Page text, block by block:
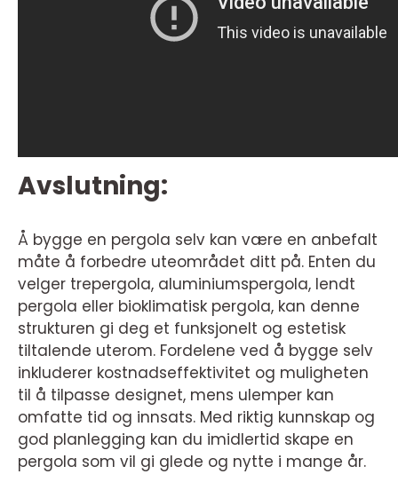
Avslutning:
Å bygge en pergola selv kan være en anbefalt
måte å forbedre uteområdet ditt på. Enten du
velger trepergola, aluminiumspergola, lendt
pergola eller bioklimatisk pergola, kan denne
strukturen gi deg et funksjonelt og estetisk
tiltalende uterom. Fordelene ved å bygge selv
inkluderer kostnadseffektivitet og muligheten
til å tilpasse designet, mens ulemper kan
omfatte tid og innsats. Med riktig kunnskap og
god planlegging kan du imidlertid skape en
pergola som vil gi glede og nytte i mange år.